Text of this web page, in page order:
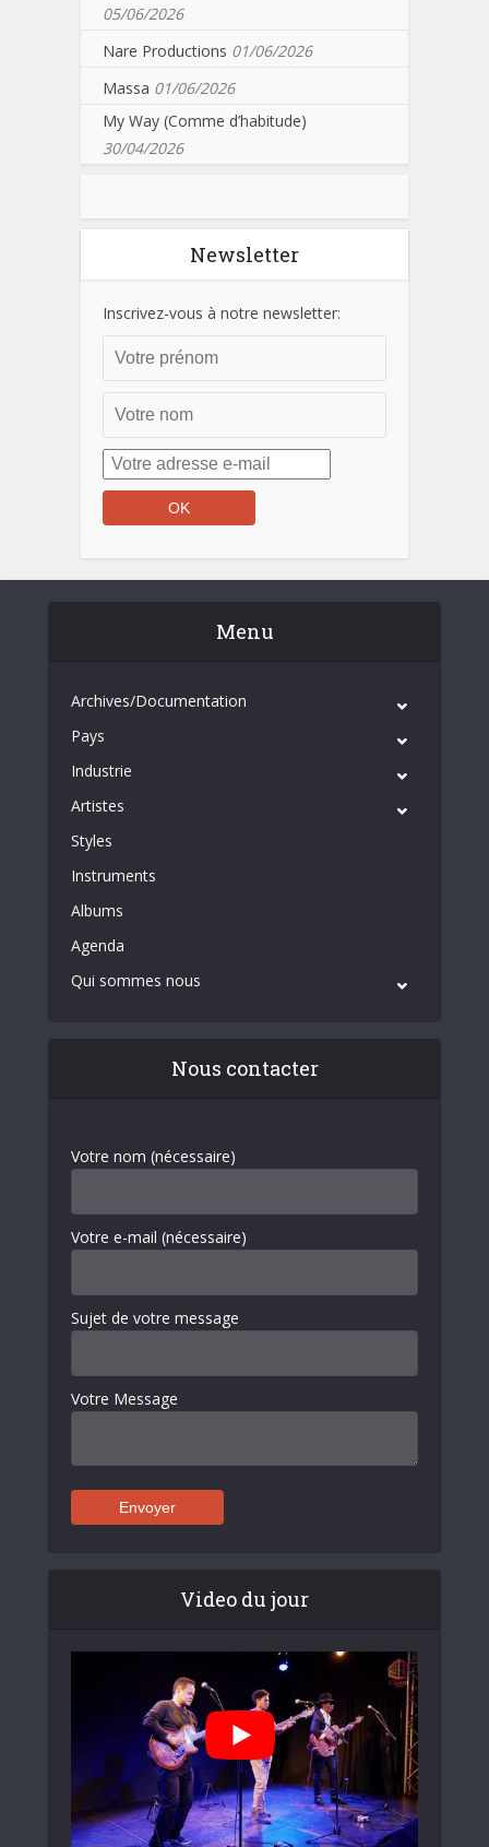
05/06/2026
Nare Productions 01/06/2026
Massa 01/06/2026
My Way (Comme d’habitude)
30/04/2026
Newsletter
Inscrivez-vous à notre newsletter:
Menu
Archives/Documentation
Pays
Industrie
Artistes
Styles
Instruments
Albums
Agenda
Qui sommes nous
Nous contacter
Votre nom (nécessaire)
Votre e-mail (nécessaire)
Sujet de votre message
Votre Message
Video du jour